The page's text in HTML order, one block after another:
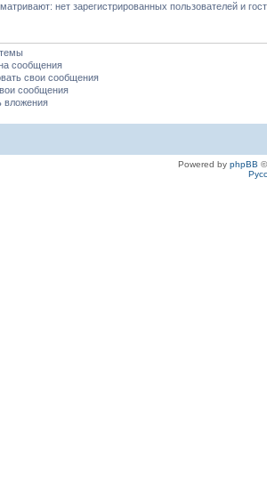
нет зарегистрированных пользователей и
сообщения
свои сообщения
сообщения
вложения
Powered by phpBB